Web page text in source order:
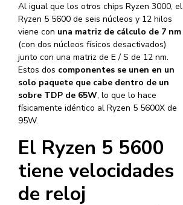
Al igual que los otros chips Ryzen 3000, el
Ryzen 5 5600 de seis núcleos y 12 hilos
viene con una matriz de cálculo de 7 nm
(con dos núcleos físicos desactivados)
junto con una matriz de E / S de 12 nm.
Estos dos componentes se unen en un
solo paquete que cabe dentro de un
sobre TDP de 65W, lo que lo hace
físicamente idéntico al Ryzen 5 5600X de
95W.
El Ryzen 5 5600
tiene velocidades
de reloj